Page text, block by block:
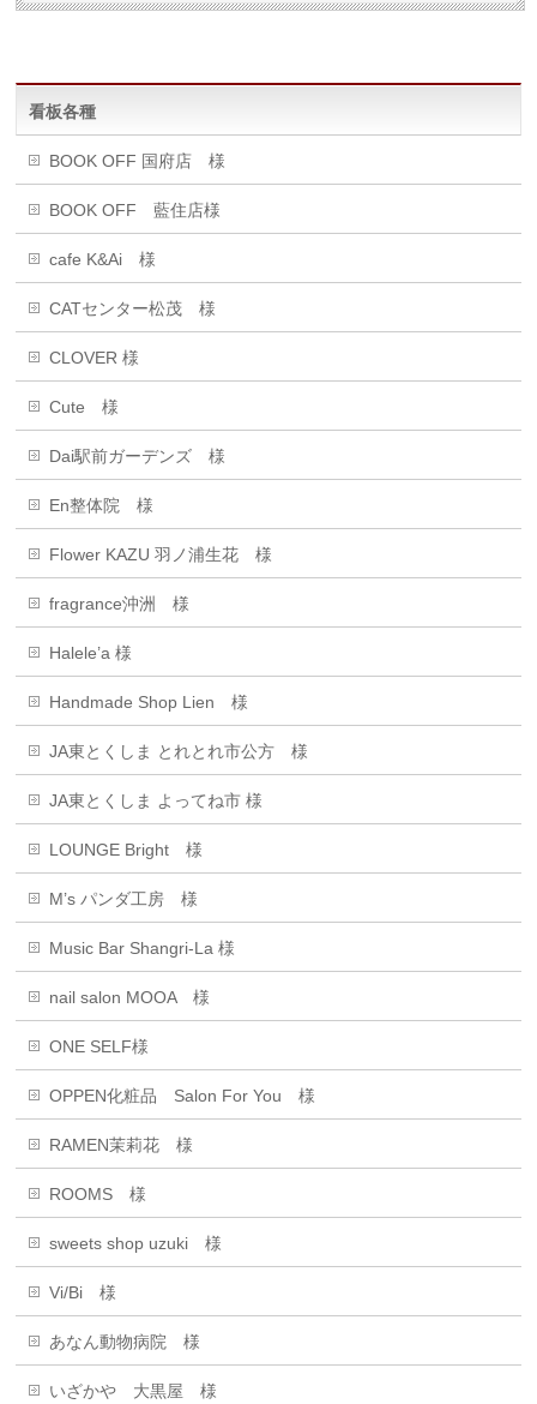
看板各種
BOOK OFF 国府店 様
BOOK OFF 藍住店様
cafe K&Ai 様
CATセンター松茂 様
CLOVER 様
Cute 様
Dai駅前ガーデンズ 様
En整体院 様
Flower KAZU 羽ノ浦生花 様
fragrance沖洲 様
Halele’a 様
Handmade Shop Lien 様
JA東とくしま とれとれ市公方 様
JA東とくしま よってね市 様
LOUNGE Bright 様
M’s パンダ工房 様
Music Bar Shangri-La 様
nail salon MOOA 様
ONE SELF様
OPPEN化粧品 Salon For You 様
RAMEN茉莉花 様
ROOMS 様
sweets shop uzuki 様
Vi/Bi 様
あなん動物病院 様
いざかや 大黒屋 様